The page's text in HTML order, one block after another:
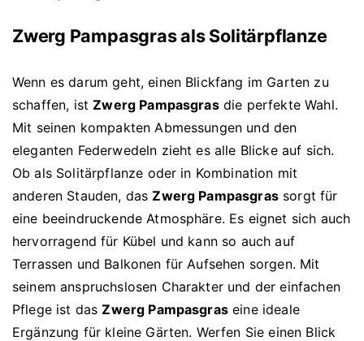
Zwerg Pampasgras als Solitärpflanze
Wenn es darum geht, einen Blickfang im Garten zu
schaffen, istZwerg Pampasgrasdie perfekte Wahl.
Mit seinen kompakten Abmessungen und den
eleganten Federwedeln zieht es alle Blicke auf sich.
Ob als Solitärpflanze oder in Kombination mit
anderen Stauden, dasZwerg Pampasgrassorgt für
eine beeindruckende Atmosphäre. Es eignet sich auch
hervorragend für Kübel und kann so auch auf
Terrassen und Balkonen für Aufsehen sorgen. Mit
seinem anspruchslosen Charakter und der einfachen
Pflege ist dasZwerg Pampasgraseine ideale
Ergänzung für kleine Gärten. Werfen Sie einen Blick